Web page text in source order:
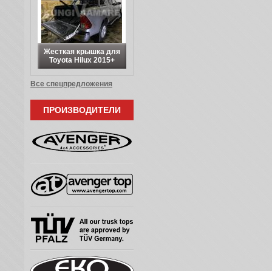
Жесткая крышка для
Toyota Hilux 2015+
Все спецпредложения
ПРОИЗВОДИТЕЛИ